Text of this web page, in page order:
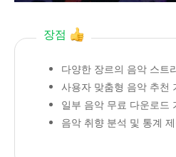
장점
다양한 장르의 음악 스트
사용자 맞춤형 음악 추천
일부 음악 무료 다운로드
음악 취향 분석 및 통계